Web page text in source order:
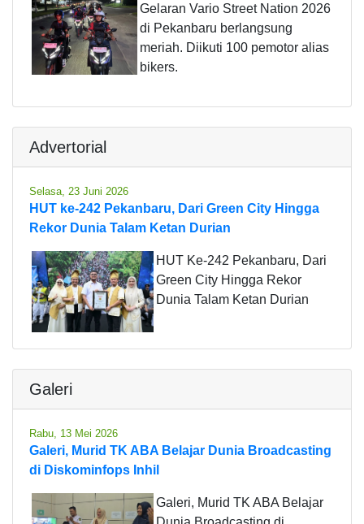
Gelaran Vario Street Nation 2026
di Pekanbaru berlangsung
meriah. Diikuti 100 pemotor alias
bikers.
Advertorial
Selasa, 23 Juni 2026
HUT ke-242 Pekanbaru, Dari Green City Hingga
Rekor Dunia Talam Ketan Durian
HUT Ke-242 Pekanbaru, Dari
Green City Hingga Rekor
Dunia Talam Ketan Durian
Galeri
Rabu, 13 Mei 2026
Galeri, Murid TK ABA Belajar Dunia Broadcasting
di Diskominfops Inhil
Galeri, Murid TK ABA Belajar